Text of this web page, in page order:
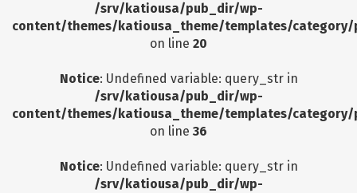
/srv/katiousa/pub_dir/wp-
content/themes/katiousa_theme/templates/
on line 20
Notice: Undefined variable: query_str in
/srv/katiousa/pub_dir/wp-
content/themes/katiousa_theme/templates/
on line 36
Notice: Undefined variable: query_str in
/srv/katiousa/pub_dir/wp-